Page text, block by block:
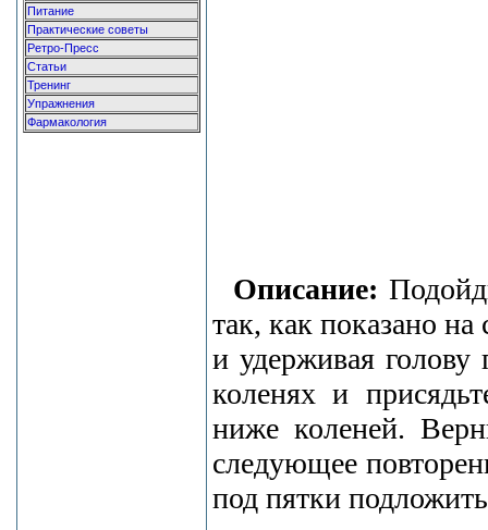
Питание
Практические советы
Ретро-Пресс
Статьи
Тренинг
Упражнения
Фармакология
Описание:
так, как показано
и удерживая
коленях и
ниже коленей.
следующее
под пятки